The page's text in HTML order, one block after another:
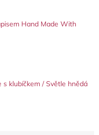
Hand Made With
s klubíčkem / Světle hnědá